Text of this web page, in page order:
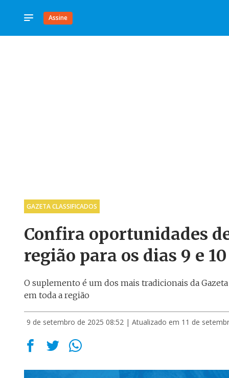
Assine
GAZETA CLASSIFICADOS
Confira oportunidades
região para os dias 9 e
O suplemento é um dos mais tradicionais da
em toda a região
9 de setembro de 2025 08:52 | Atualizado em 11 de